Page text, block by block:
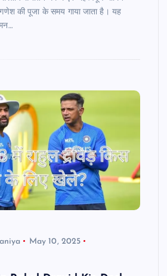
की पूजा के समय गाया जाता है। यह
May 10, 2025